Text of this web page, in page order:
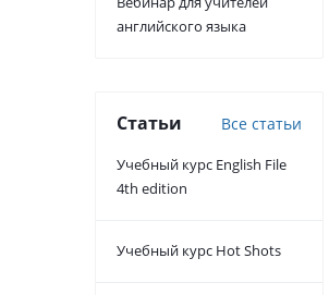
английского языка
Статьи Все статьи
Учебный курс English File
4th edition
Учебный курс Hot Shots